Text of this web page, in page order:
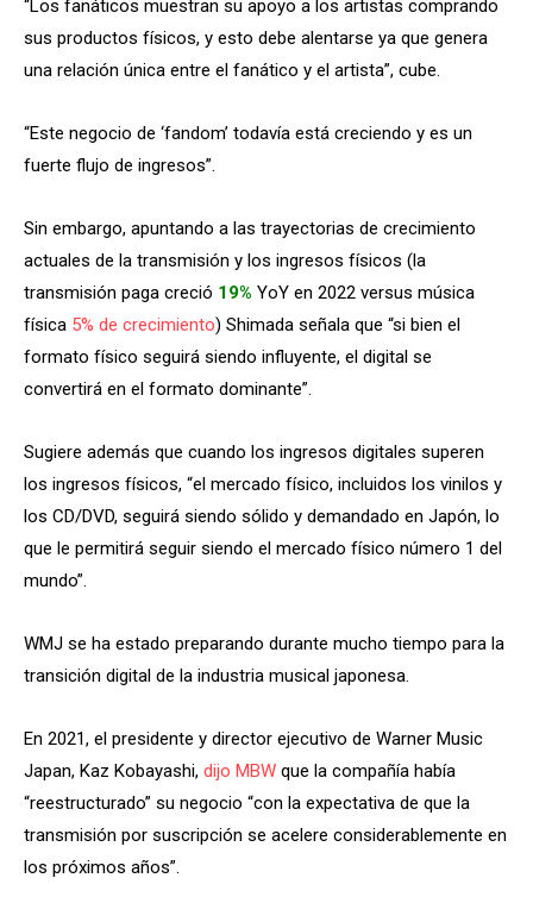
“Los fanáticos muestran su apoyo a los artistas comprando
sus productos físicos, y esto debe alentarse ya que genera
una relación única entre el fanático y el artista”, cube.
“Este negocio de ‘fandom’ todavía está creciendo y es un
fuerte flujo de ingresos”.
Sin embargo, apuntando a las trayectorias de crecimiento
actuales de la transmisión y los ingresos físicos (la
transmisión paga creció 19% YoY en 2022 versus música
física 5% de crecimiento) Shimada señala que “si bien el
formato físico seguirá siendo influyente, el digital se
convertirá en el formato dominante”.
Sugiere además que cuando los ingresos digitales superen
los ingresos físicos, “el mercado físico, incluidos los vinilos y
los CD/DVD, seguirá siendo sólido y demandado en Japón, lo
que le permitirá seguir siendo el mercado físico número 1 del
mundo”.
WMJ se ha estado preparando durante mucho tiempo para la
transición digital de la industria musical japonesa.
En 2021, el presidente y director ejecutivo de Warner Music
Japan, Kaz Kobayashi, dijo MBW que la compañía había
“reestructurado” su negocio “con la expectativa de que la
transmisión por suscripción se acelere considerablemente en
los próximos años”.